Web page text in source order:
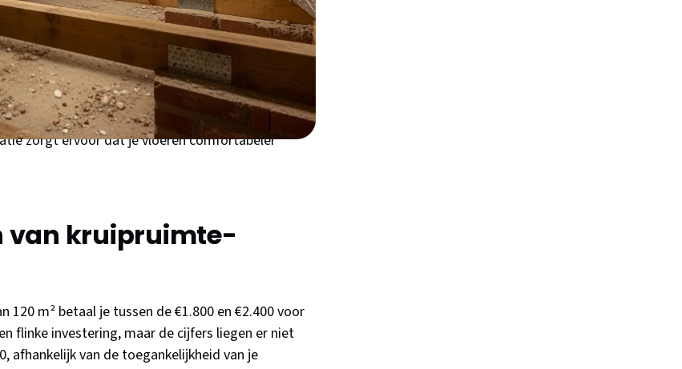
in Dukenburg of een karakteristieke
last van koude vloeren in de winter. Veel
kruipruimtes die behoorlijk wat warmte
Nijmegen een vochtig klimaat, wat het
betaalt letterlijk geld om de kruipruimte te
gasprijzen van rond de €1,50 per kubieke
zorgt ervoor dat je vloeren comfortabeler
van kruipruimte-
m² betaal je tussen de €1.800 en €2.400 voor
flinke investering, maar de cijfers liegen er niet
afhankelijk van de toegankelijkheid van je